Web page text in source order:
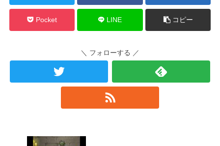
Pocket LINE コピー
＼ フォローする ／